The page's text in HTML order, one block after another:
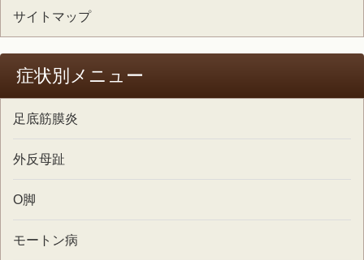
サイトマップ
症状別メニュー
足底筋膜炎
外反母趾
O脚
モートン病